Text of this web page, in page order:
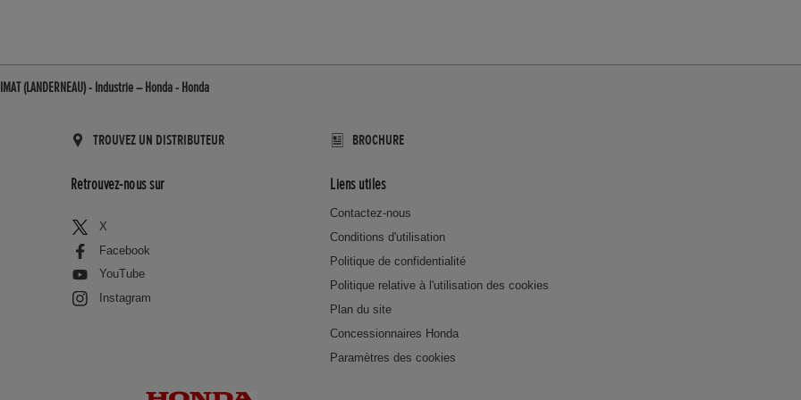
(LANDERNEAU) - Industrie – Honda - Honda
TROUVEZ UN DISTRIBUTEUR BROCHURE
Retrouvez-nous sur
X
Facebook
YouTube
Instagram
Liens utiles
Contactez-nous
Conditions d'utilisation
Politique de confidentialité
Politique relative à l'utilisation des cookies
Plan du site
Concessionnaires Honda
Paramètres des cookies